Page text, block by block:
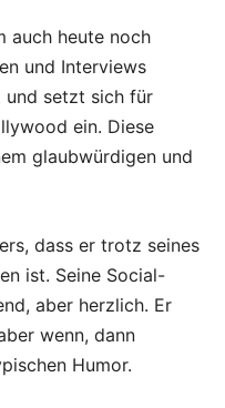
auch heute noch
und Interviews
und setzt sich für
ein. Diese
glaubwürdigen und
dass er trotz seines
ist. Seine Social-
aber herzlich. Er
wenn, dann
Humor.